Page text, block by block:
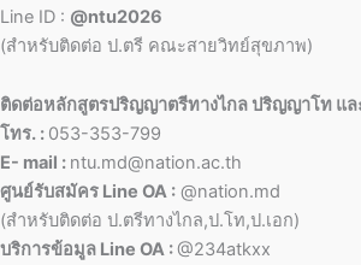
Line ID : @ntu2026
(สำหรับติดต่อ ป.ตรี คณะสายวิทย์สุขภาพ)
ติดต่อหลักสูตรปริญญาตรีทางไกล ปริญญาโท แ
โทร. : 053-353-799
E- mail : ntu.md@nation.ac.th
ศูนย์รับสมัคร Line OA : @nation.md
(สำหรับติดต่อ ป.ตรีทางไกล,ป.โท,ป.เอก)
บริการข้อมูล Line OA :@234atkxx